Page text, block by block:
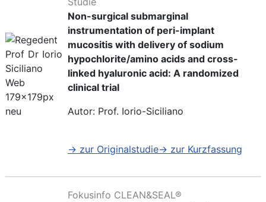
Non-surgical submarginal
instrumentation of peri-implant
mucositis with delivery of sodium
hypochlorite/amino acids and cross-
linked hyaluronic acid: A randomized
clinical trial
Autor: Prof. Iorio-Siciliano
→ zur Originalstudie→ zur Kurzfassung
Fokusinfo CLEAN&SEAL®